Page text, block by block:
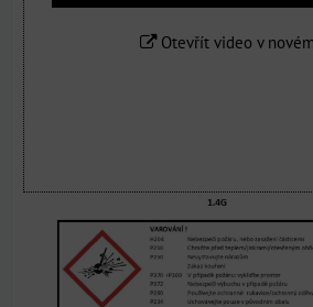
Otevřít video v